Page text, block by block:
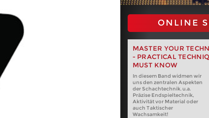
ONLINE
MASTER YOUR
- PRACTICAL
MUST KNOW
In diesem Band widmen wir
uns den zentralen Aspekten
der Schachtechnik. u.a.
Präzise Endspieltechnik,
Aktivität vor Material oder
auch Taktischer
Wachsamkeit!